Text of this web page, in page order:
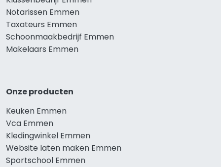
Notarissen Emmen
Taxateurs Emmen
Schoonmaakbedrijf Emmen
Makelaars Emmen
Onze producten
Keuken Emmen
Vca Emmen
Kledingwinkel Emmen
Website laten maken Emmen
Sportschool Emmen